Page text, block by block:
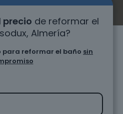
precio de reformar el
Almería?
para reformar el baño sin